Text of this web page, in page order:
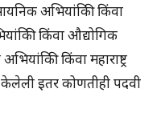
अभियांत्रिकी किंवा
किंवा औद्योगिक
किंवा महाराष्ट्र
केलेली इतर कोणतीही पदवी